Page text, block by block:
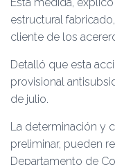
estructural
cliente de los
Detalló que esta
provisional
de julio.
La determinación y
preliminar, pueden
Departamento de